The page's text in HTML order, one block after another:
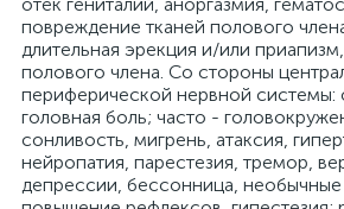
повреждение тканей полового
длительная эрекция и/или
полового члена. Со стороны
периферической нервной системы:
головная боль; часто -
сонливость, мигрень, атаксия,
нейропатия, парестезия, тремор,
депрессии, бессонница,